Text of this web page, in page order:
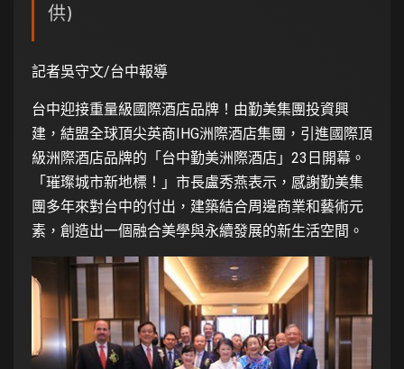
供)
記者吳守文/台中報導
台中迎接重量級國際酒店品牌！由勤美集團投資興
建，結盟全球頂尖英商IHG洲際酒店集團，引進國際頂
級洲際酒店品牌的「台中勤美洲際酒店」23日開幕。
「璀璨城市新地標！」市長盧秀燕表示，感謝勤美集
團多年來對台中的付出，建築結合周邊商業和藝術元
素，創造出一個融合美學與永續發展的新生活空間。